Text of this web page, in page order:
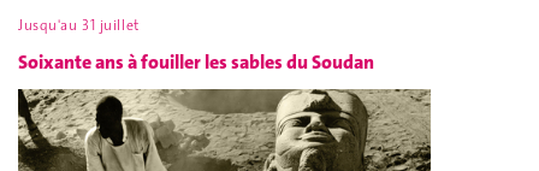
Jusqu'au 31 juillet
Soixante ans à fouiller les sables du Soudan